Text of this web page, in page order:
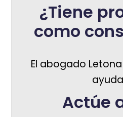
¿Tiene
como
El abogado
Actúe